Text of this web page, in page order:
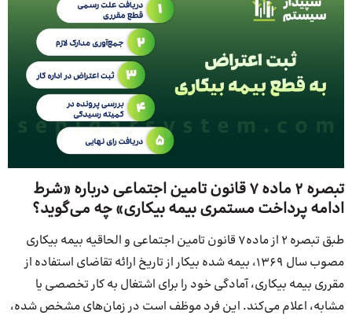
تبصره ۲ ماده ۷ قانون تامین اجتماعی درباره «شرط
ادامه پرداخت مستمری بیمه بیکاری» چه می‌گوید؟
طبق تبصره ۲ از ماده۷ قانون تامین اجتماعی و الحاقیه بیمه بیکاری
مصوب سال ۱۳۶۹، بیمه شده بیکار از تاریخ ارائه تقاضای استفاده از
مقرری بیمه بیکاری، آمادگی خود را برای اشتغال به کار تخصصی یا
مشابه، اعلام می‌کند. این فرد موظف است در زمان‌های مشخص شده،